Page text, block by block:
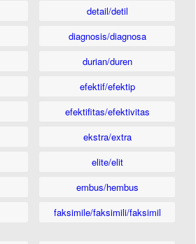
detail/detil
diagnosis/diagnosa
durian/duren
efektif/efektip
efektifitas/efektivitas
ekstra/extra
elite/elit
embus/hembus
faksimile/faksimili/faksimil